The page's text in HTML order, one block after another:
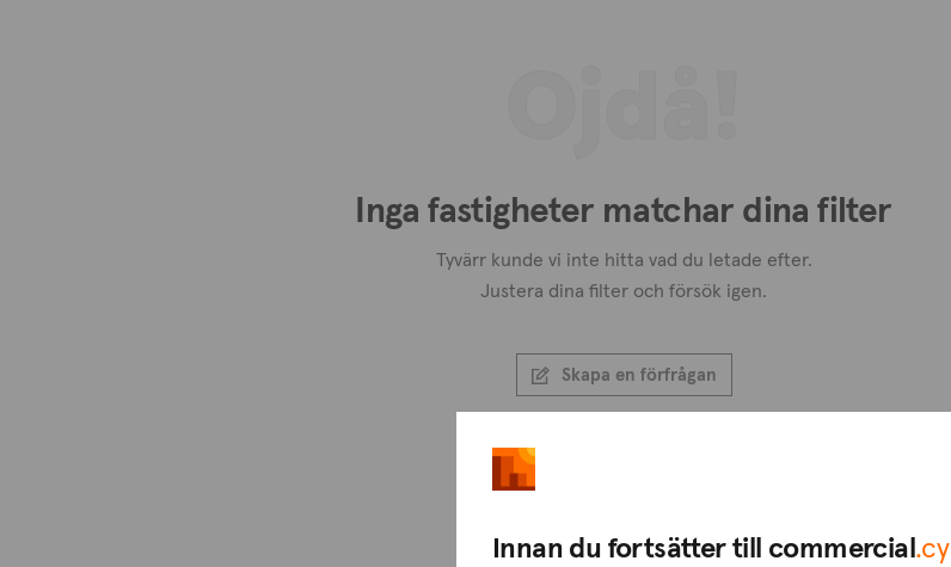
Inga fastigheter matchar dina filter
Tyvärr kunde vi inte hitta vad du letade efter.
Justera dina filter och försök igen.
Skapa en förfrågan
Innan du fortsätter till commercial.cy